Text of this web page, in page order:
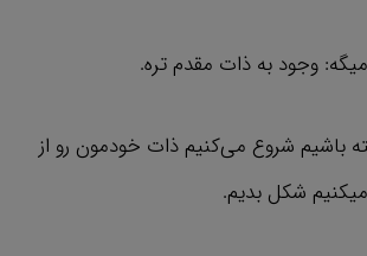
وجود به ذات مقدم تره.
باشیم شروع می‌کنیم ذات خودمون رو از
شکل بدیم.